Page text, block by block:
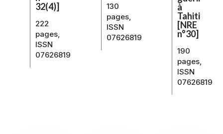
32(4)]
222
pages,
ISSN
07626819
130
pages,
ISSN
07626819
à
Tahiti
[NRE
n°30]
190
pages,
ISSN
07626819